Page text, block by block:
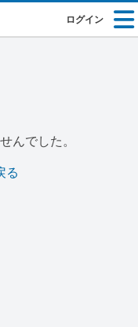
ログイン
んでした。
る